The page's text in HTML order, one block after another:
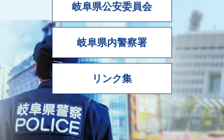
岐阜県公安委員会
岐阜県内警察署
リンク集